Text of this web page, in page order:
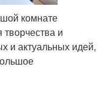
комнате
и
и актуальных идей,